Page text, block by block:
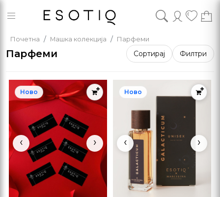
Почетна Машка колекција Парфеми
Парфеми Сортирај Филтри
‹ ›
Ново
‹ ›
Ново